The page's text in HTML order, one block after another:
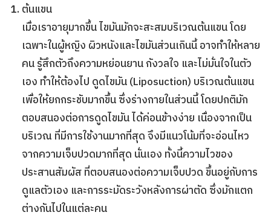
ต้นแขน
เมื่อเราอายุมากขึ้น ไขมันมักจะสะสมบริเวณต้นแขน โดย
เฉพาะในผู้หญิง ผิวหนังและไขมันส่วนเกินนี้ อาจทําให้หลาย
คน รู้สึกตัวถึงความหย่อนยาน กังวลใจ และไม่มั่นใจในตัว
เอง ทำให้ต้องไป ดูดไขมัน(Liposuction) บริเวณต้นแขน
เพื่อให้ยกกระชับมากขึ้น ซึ่งร่างกายในส่วนนี้ โดยปกติมัก
ตอบสนองต่อการดูดไขมันได้ค่อนข้างง่าย เนื่องจากเป็น
บริเวณ ที่มีการใช้งานมากที่สุด จึงมีแนวโน้มที่จะอ่อนไหว
จากความเจ็บปวดมากที่สุด นั่นเอง ทั้งนี้ความไวของ
ประสานสัมผัส ที่ตอบสนองต่อความเจ็บปวด ขึ้นอยู่กับการ
ดูแลตัวเอง และการระมัดระวังหลังการผ่าตัด ซึ่งมักแตก
ต่างกันไปในแต่ละคน